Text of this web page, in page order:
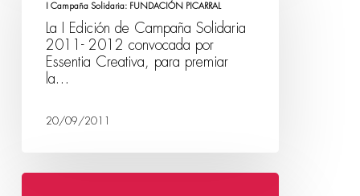
I Campaña Solidaria: FUNDACIÓN PICARRAL
La I Edición de Campaña Solidaria
2011- 2012 convocada por
Essentia Creativa, para premiar
la…
20/09/2011